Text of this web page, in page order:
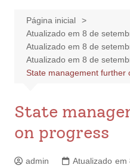
Página inicial
Atualizado em 8 de
Atualizado em 8 de
Atualizado em 8 de
State management further
State
on progress
admin
Atualizado em